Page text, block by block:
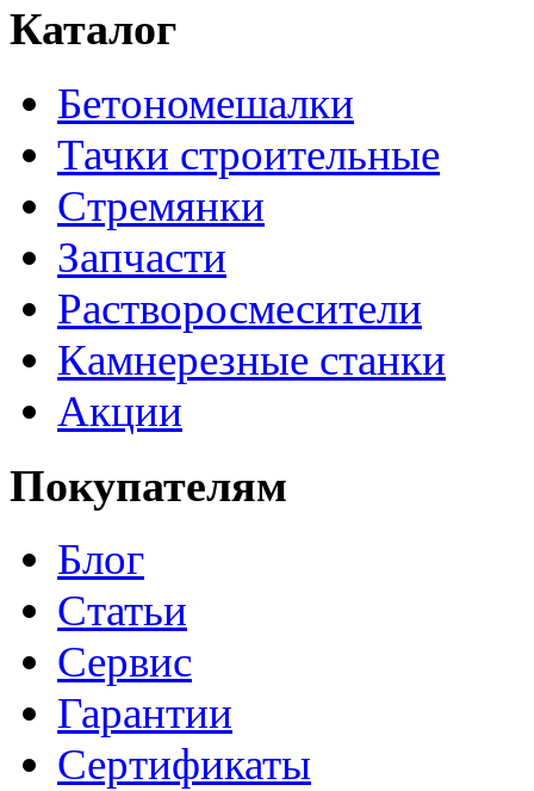
Каталог
Бетономешалки
Тачки строительные
Стремянки
Запчасти
Растворосмесители
Камнерезные станки
Акции
Покупателям
Блог
Статьи
Сервис
Гарантии
Сертификаты